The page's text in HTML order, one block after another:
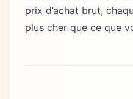
prix d’achat brut,
plus cher que ce que